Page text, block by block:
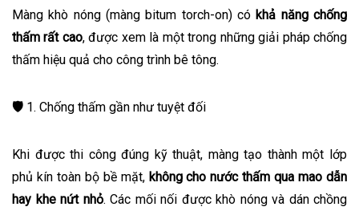
Màng khò nóng (màng bitum torch-on) có khả năng chống
thấm rất cao, được xem là một trong những giải pháp chống
thấm hiệu quả cho công trình bê tông.
🛡️ 1. Chống thấm gần như tuyệt đối
Khi được thi công đúng kỹ thuật, màng tạo thành một lớp
phủ kín toàn bộ bề mặt, không cho nước thấm qua mao dẫn
hay khe nứt nhỏ. Các mối nối được khò nóng và dán chồng